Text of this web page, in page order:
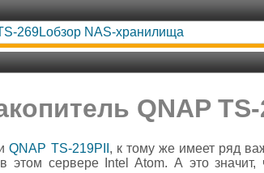
269Lобзор NAS-хранилища
QNAP
QNAP TS-219PII , к тому же имеет ряд
этом сервере Intel Atom. А это